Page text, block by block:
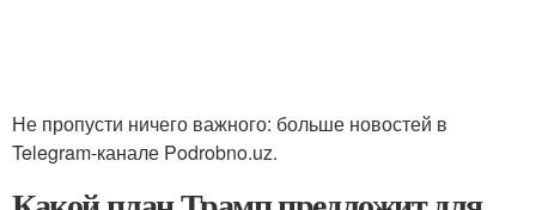
Не пропусти ничего важного: больше новостей в
Telegram-канале Podrobno.uz.